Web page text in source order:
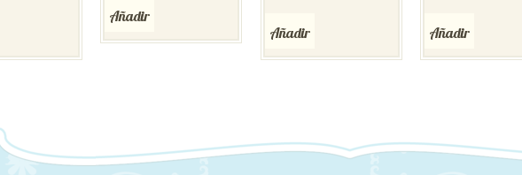
Añadir
Añadir Añadir